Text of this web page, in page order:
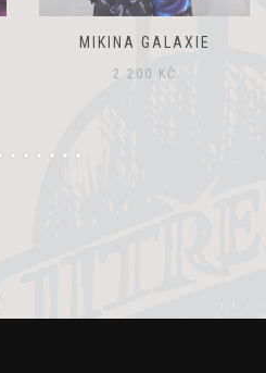
MIKINA GALAXIE
2 200 KČ